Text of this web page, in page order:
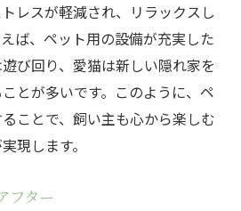
レスが軽減され、リラックスし
ば、ペット用の設備が充実した
び回り、愛猫は新しい隠れ家を
とが多いです。このように、ペ
ことで、飼い主も心から楽しむ
現します。
フター